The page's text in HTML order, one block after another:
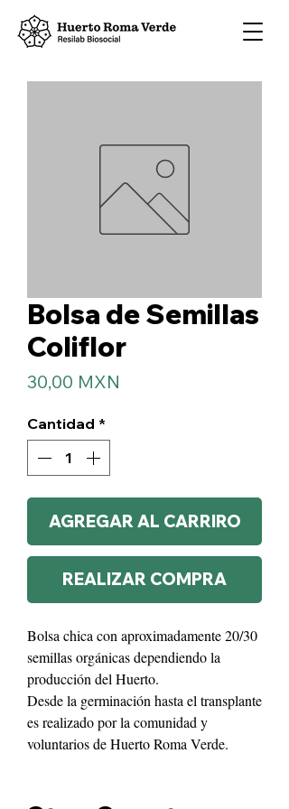
Bolsa de Semillas
Coliflor
30,00 MXN
Cantidad *
AGREGAR AL CARRIRO
REALIZAR COMPRA
Bolsa chica con aproximadamente 20/30
semillas orgánicas dependiendo la
producción del Huerto.
Desde la germinación hasta el transplante
es realizado por la comunidad y
voluntarios de Huerto Roma Verde.